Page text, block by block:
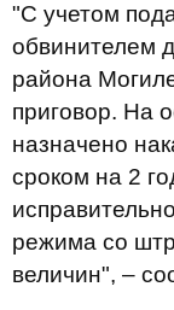
"С учетом
обвинителем
района
приговор. На
назначено
сроком на 2
режима со
величин", –